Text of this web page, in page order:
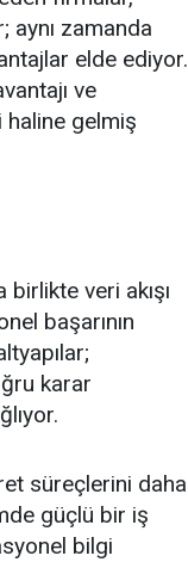
aynı zamanda
elde ediyor.
ve
haline gelmiş
veri akışı
başarının
karar
süreçlerini daha
güçlü bir iş
bilgi